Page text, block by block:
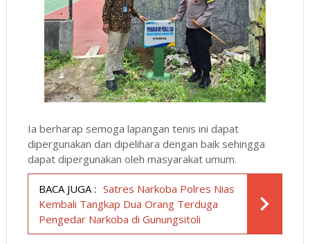
Ia berharap semoga lapangan tenis ini dapat
dipergunakan dan dipelihara dengan baik sehingga
dapat dipergunakan oleh masyarakat umum.
BACA JUGA : Satres Narkoba Polres Nias
Kembali Tangkap Dua Orang Terduga
Pengedar Narkoba di Gunungsitoli